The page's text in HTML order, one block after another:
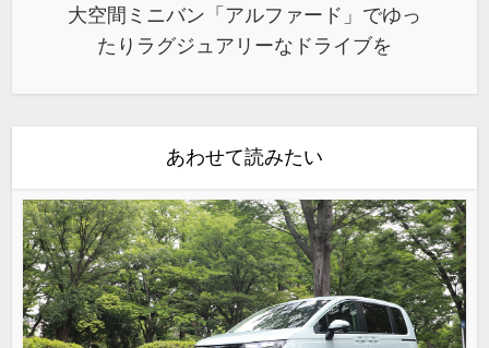
大空間ミニバン「アルファード」でゆっ
たりラグジュアリーなドライブを
あわせて読みたい